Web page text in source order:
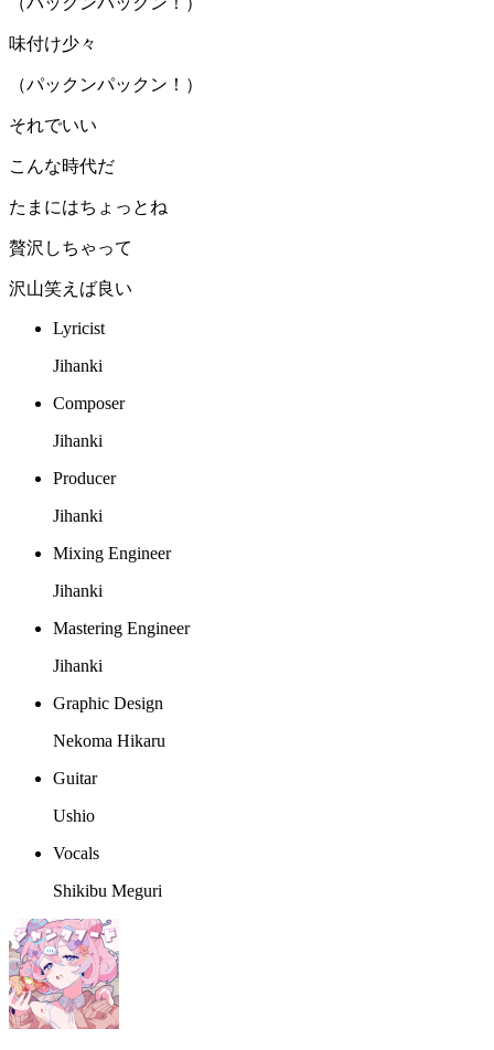
味付け少々
（パックンパックン！）
それでいい
こんな時代だ
たまにはちょっとね
贅沢しちゃって
沢山笑えば良い
Lyricist
Jihanki
Composer
Jihanki
Producer
Jihanki
Mixing Engineer
Jihanki
Mastering Engineer
Jihanki
Graphic Design
Nekoma Hikaru
Guitar
Ushio
Vocals
Shikibu Meguri